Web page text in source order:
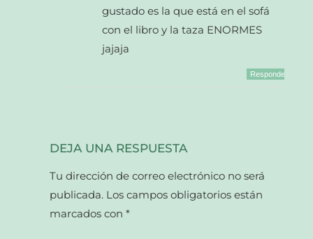
gustado es la que está en el sofá
con el libro y la taza ENORMES
jajaja
Responder
DEJA UNA RESPUESTA
Tu dirección de correo electrónico no será
publicada. Los campos obligatorios están
marcados con*